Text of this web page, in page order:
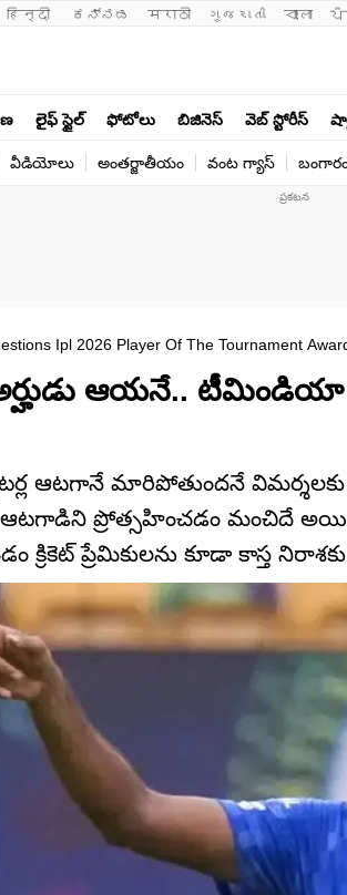
हिन्दी ಕನ್ನಡ मराठी ગુજરાતી বাংলা
లైఫ్ స్టైల్ ఫోటోలు బిజినెస్ వెబ్ స్టోరీస్
వీడియోలు అంతర్జాతీయం వంట గ్యాస్
Ipl 2026 Player Of The Tournament
ఆయనే..
బ్యాటర్ల ఆటగానే మారిపోతుందనే
ప్రోత్సహించడం మంచిదే
క్రికెట్ ప్రేమికులను కూడా కాస్త